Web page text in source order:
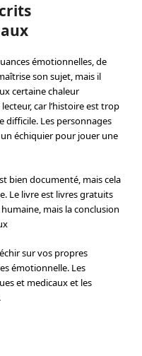
émotionnelles, de
son sujet, mais il
certaine chaleur
car l’histoire est trop
difficile. Les personnages
échiquier pour jouer une
bien documenté, mais cela
Le livre est livres gratuits
mais la conclusion
sur vos propres
émotionnelle. Les
et medicaux et les